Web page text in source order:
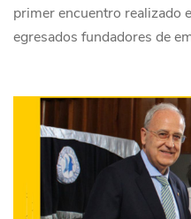
primer encuentro realizado
egresados fundadores de